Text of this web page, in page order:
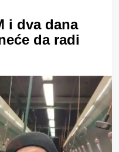
i dva dana
da radi